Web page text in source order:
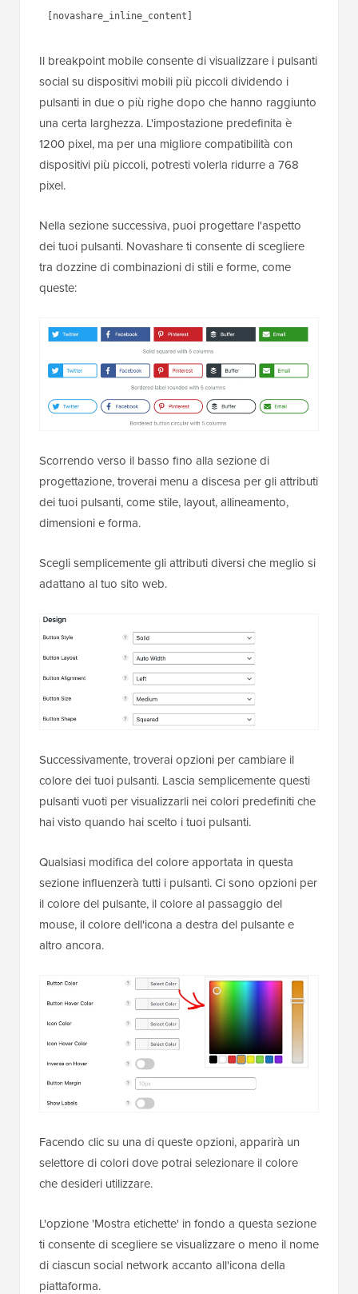
[novashare_inline_content]
Il breakpoint mobile consente di visualizzare i pulsanti
social su dispositivi mobili più piccoli dividendo i
pulsanti in due o più righe dopo che hanno raggiunto
una certa larghezza. L'impostazione predefinita è
1200 pixel, ma per una migliore compatibilità con
dispositivi più piccoli, potresti volerla ridurre a 768
pixel.
Nella sezione successiva, puoi progettare l'aspetto
dei tuoi pulsanti. Novashare ti consente di scegliere
tra dozzine di combinazioni di stili e forme, come
queste:
Scorrendo verso il basso fino alla sezione di
progettazione, troverai menu a discesa per gli attributi
dei tuoi pulsanti, come stile, layout, allineamento,
dimensioni e forma.
Scegli semplicemente gli attributi diversi che meglio si
adattano al tuo sito web.
Successivamente, troverai opzioni per cambiare il
colore dei tuoi pulsanti. Lascia semplicemente questi
pulsanti vuoti per visualizzarli nei colori predefiniti che
hai visto quando hai scelto i tuoi pulsanti.
Qualsiasi modifica del colore apportata in questa
sezione influenzerà tutti i pulsanti. Ci sono opzioni per
il colore del pulsante, il colore al passaggio del
mouse, il colore dell'icona a destra del pulsante e
altro ancora.
Facendo clic su una di queste opzioni, apparirà un
selettore di colori dove potrai selezionare il colore
che desideri utilizzare.
L'opzione 'Mostra etichette' in fondo a questa sezione
ti consente di scegliere se visualizzare o meno il nome
di ciascun social network accanto all'icona della
piattaforma.